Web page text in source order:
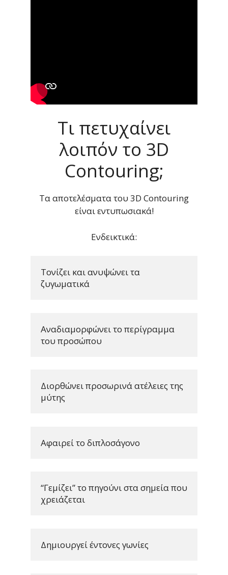
Τι πετυχαίνει
λοιπόν το 3D
Contouring;
Τα αποτελέσματα του 3D Contouring
είναι εντυπωσιακά!
Ενδεικτικά:
Τονίζει και ανυψώνει τα
ζυγωματικά
Αναδιαμορφώνει το περίγραμμα
του προσώπου
Διορθώνει προσωρινά ατέλειες της
μύτης
Αφαιρεί το διπλοσάγονο
“Γεμίζει” το πηγούνι στα σημεία που
χρειάζεται
Δημιουργεί έντονες γωνίες